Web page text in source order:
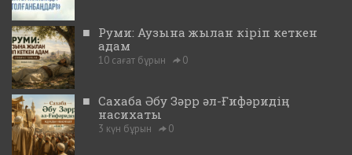
■ Руми: Аузына жылан кіріп кеткен
адам
10 сағат бұрын 0
■ Сахаба Әбу Зәрр әл-Ғифәридің
насихаты
3 күн бұрын 0